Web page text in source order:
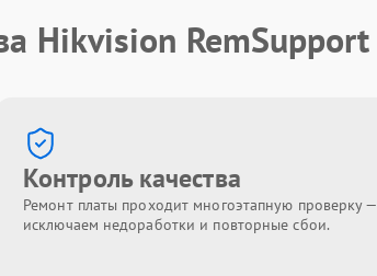
Hikvision RemSupport
Контроль качества
Ремонт платы проходит многоэтапную проверку —
исключаем недоработки и повторные сбои.